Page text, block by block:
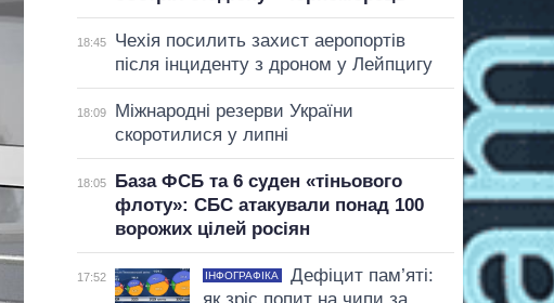
18:45
Чехія посилить захист аеропортів
після інциденту з дроном у Лейпцигу
18:09
Міжнародні резерви України
скоротилися у липні
18:05
База ФСБ та 6 суден «тіньового
флоту»: СБС атакували понад 100
ворожих цілей росіян
17:52 ІНФОГРАФІКА
Дефіцит пам’яті:
як зріс попит на чипи за